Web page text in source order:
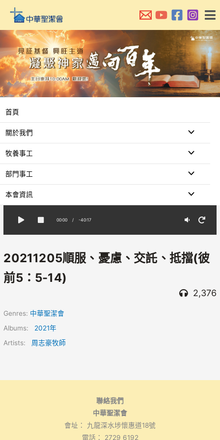
主
內
容
首頁
關於我們
牧養事工
部門事工
本會資訊
00:00 / -40:17
20211205順服、憂慮、交託、抵擋(彼
前5：5-14)
2,376
Genres: 中華聖潔會
Albums: 2021年
Artists: 周志豪牧師
聯絡我們
中華聖潔會
會址： 九龍深水埗懷惠道18號
電話： 2729 6192